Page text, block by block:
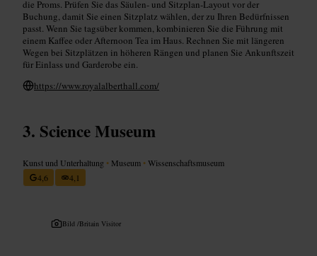
die Proms. Prüfen Sie das Säulen- und Sitzplan-Layout vor der
Buchung, damit Sie einen Sitzplatz wählen, der zu Ihren Bedürfnissen
passt. Wenn Sie tagsüber kommen, kombinieren Sie die Führung mit
einem Kaffee oder Afternoon Tea im Haus. Rechnen Sie mit längeren
Wegen bei Sitzplätzen in höheren Rängen und planen Sie Ankunftszeit
für Einlass und Garderobe ein.
https://www.royalalberthall.com/
Science Museum
Kunst und Unterhaltung • Museum •Wissenschaftsmuseum
4,6
4,1
Bild /Britain Visitor